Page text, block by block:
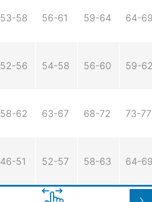
53-58 56-61 59-64 64-
52-56 54-58 56-60 59-
58-62 63-67 68-72 73-77
46-51 52-57 58-63 64-